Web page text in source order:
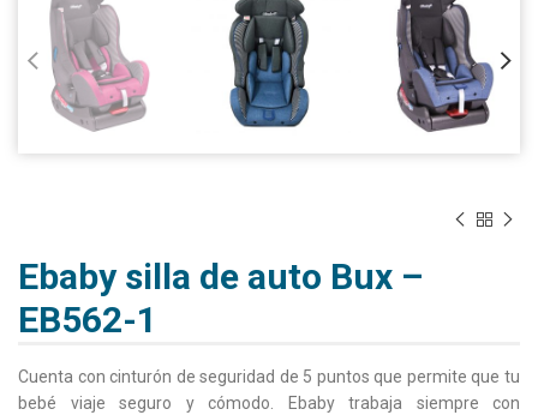
Ebaby silla de auto Bux –
EB562-1
Cuenta con cinturón de seguridad de 5 puntos que permite que tu
bebé viaje seguro y cómodo. Ebaby trabaja siempre con